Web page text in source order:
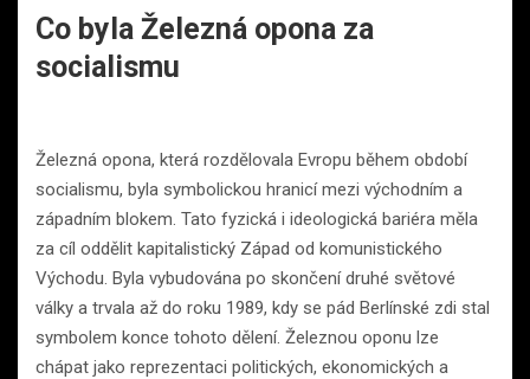
Co byla Železná opona za
socialismu
Železná opona, která rozdělovala Evropu během období
socialismu, byla symbolickou hranicí mezi východním a
západním blokem. Tato fyzická i ideologická bariéra měla
za cíl oddělit kapitalistický Západ od komunistického
Východu. Byla vybudována po skončení druhé světové
války a trvala až do roku 1989, kdy se pád Berlínské zdi stal
symbolem konce tohoto dělení. Železnou oponu lze
chápat jako reprezentaci politických, ekonomických a